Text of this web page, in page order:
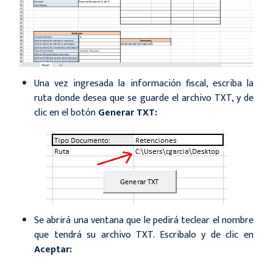
Una vez ingresada la información fiscal, escriba la
ruta donde desea que se guarde el archivo TXT, y de
clic en el botónGenerar TXT:
Se abrirá una ventana que le pedirá teclear el nombre
que tendrá su archivo TXT. Escribalo y de clic en
Aceptar: